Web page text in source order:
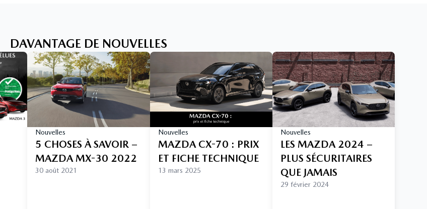
DAVANTAGE DE NOUVELLES
Nouvelles
5 CHOSES À SAVOIR –
MAZDA MX-30 2022
30 août 2021
Nouvelles
MAZDA CX-70 : PRIX
ET FICHE TECHNIQUE
13 mars 2025
Nouvelles
LES MAZDA 2024 –
PLUS SÉCURITAIRES
QUE JAMAIS
29 février 2024